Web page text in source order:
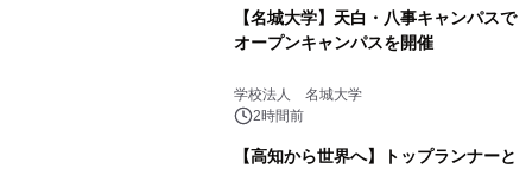
【名城大学】天白・八事キャンパスで
オープンキャンパスを開催
学校法人 名城大学
2時間前
【高知から世界へ】トップランナーと